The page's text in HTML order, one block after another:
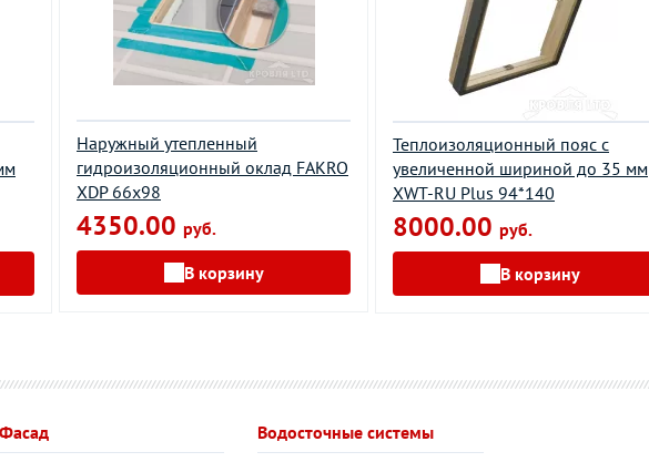
Наружный утепленный
гидроизоляционный оклад FAKRO
XDP 66х98
4350.00 руб.
В корзину
Теплоизоляционный пояс с
увеличенной шириной до 35 мм
XWT-RU Plus 94*140
8000.00 руб.
В корзину
Фасад Водосточные системы